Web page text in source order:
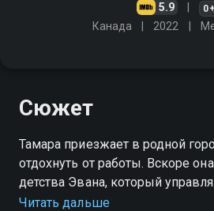
5.9 0+
Канада 2022
Сюжет
Тамара приезжает в родной
отдохнуть от работы. Вскоре
детства Эвана, который
им предстоит приложить немало
Читать дальше